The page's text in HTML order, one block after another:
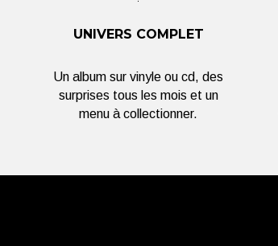
UNIVERS COMPLET
Un album sur vinyle ou cd, des
surprises tous les mois et un
menu à collectionner.